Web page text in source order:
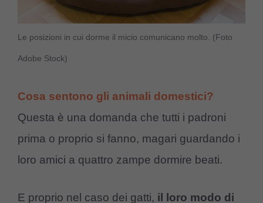
Le posizioni in cui dorme il micio comunicano molto. (Foto
Adobe Stock)
Cosa sentono gli animali domestici?
Questa è una domanda che tutti i padroni
prima o proprio si fanno, magari guardando i
loro amici a quattro zampe dormire beati.
E proprio nel caso dei gatti, il loro modo di